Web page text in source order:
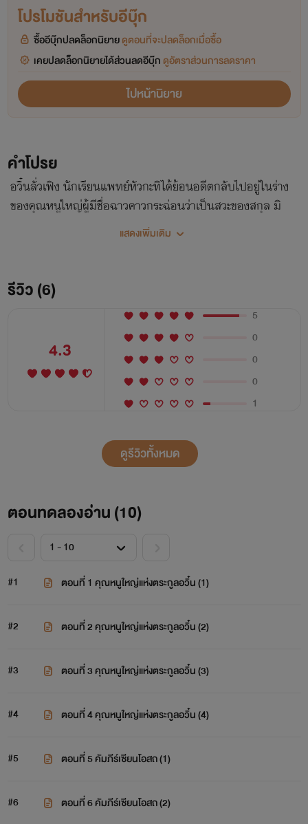
โปรโมชันสำหรับอีบุ๊ก
ซื้ออีบุ๊กปลดล็อกนิยายดูตอนที่จะปลดล็อกเมื่อซื้อ
เคยปลดล็อกนิยายได้ส่วนลดอีบุ๊ก ดูอัตราส่วนการลดราคา
ไปหน้านิยาย
คำโปรย
อวิ๋นลั่วเฟิง นักเรียนแพทย์หัวกะทิได้ย้อนอดีตกลับไปอยู่ในร่าง
ของคุณหนูใหญ่ผู้มีชื่อฉาวคาวกระฉ่อนว่าเป็นสวะของสกุล มิ
หนำซ้ำนางยังหน้าหนาไปฉุดหนุ่มรูปงามกลางเมืองจนเป็นเหตุ
ลืมตาขึ้นอีกครั้ง คุณหนูใหญ่แห่งสกุลอวิ๋นก็เปลี่ยนจากหน้ามือ
ไปเป็นหลังมือ จู่ๆ นางสวะที่ใครต่างก็ดูถูกกลับกลายมาเป็น
แพทย์หญิงอัจฉริยะ ซ้ำร้ายนางยังบังเอิญไปช่วยชายปริศนาเอาไว้
กลางทางจนเขาตามมาบอกให้นาง 'รับผิดชอบ' ถึงที่!
แสดงเพิ่มเติม
รีวิว (6)
4.3
5
0
0
0
1
ดูรีวิวทั้งหมด
ตอนทดลองอ่าน (10)
#1 ตอนที่ 1 คุณหนูใหญ่แห่งตระกูลอวิ๋น (1)
#2 ตอนที่ 2 คุณหนูใหญ่แห่งตระกูลอวิ๋น (2)
#3 ตอนที่ 3 คุณหนูใหญ่แห่งตระกูลอวิ๋น (3)
#4 ตอนที่ 4 คุณหนูใหญ่แห่งตระกูลอวิ๋น (4)
#5 ตอนที่ 5 คัมภีร์เซียนโอสถ (1)
#6 ตอนที่ 6 คัมภีร์เซียนโอสถ (2)